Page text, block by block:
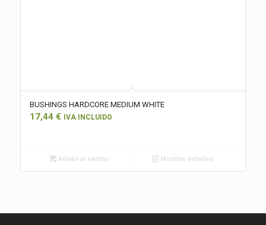
BUSHINGS HARDCORE MEDIUM WHITE
17,44 € IVA INCLUIDO
Añadir al carrito Mostrar detalles